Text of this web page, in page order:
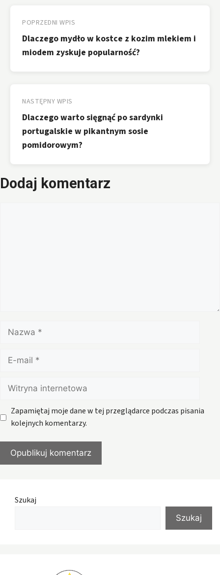
wpisu
POPRZEDNI WPIS
Dlaczego mydło w kostce z kozim mlekiem i
miodem zyskuje popularność?
NASTĘPNY WPIS
Dlaczego warto sięgnąć po sardynki
portugalskie w pikantnym sosie
pomidorowym?
Dodaj komentarz
Nazwa
mail
Witryna
internetowa
Zapamiętaj moje dane w tej przeglądarce podczas pisania
kolejnych komentarzy.
Szukaj
Szukaj